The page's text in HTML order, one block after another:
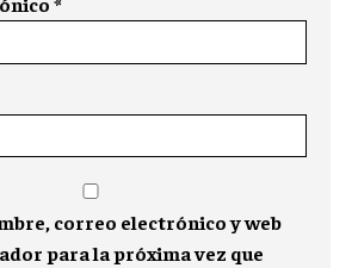
correo electrónico y web
para la próxima vez que